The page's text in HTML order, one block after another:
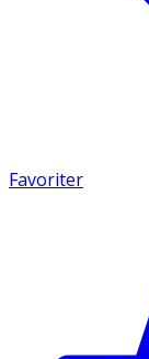
Favoriter